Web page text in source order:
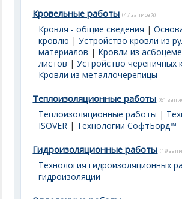
Кровельные работы (47 записей)
Кровля - общие сведения |
кровлю |Устройство кровли из
материалов | Кровли из
листов |Устройство черепичных
Кровли из металлочерепицы
Теплоизоляционные работы (61
Теплоизоляционные работы |
ISOVER | Технологии СофтБорд™
Гидроизоляционные работы (19
Технология гидроизоляционных
гидроизоляции